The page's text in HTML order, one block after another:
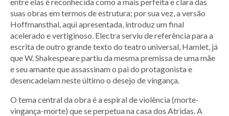
suas obras em termos de estrutura; por sua vez, a versão
Hoffmansthal, aqui apresentada, introduz um final
acelerado e vertiginoso. Electra serviu de referência para a
escrita de outro grande texto do teatro universal, Hamlet, já
que W. Shakespeare partiu da mesma premissa de uma mãe
e seu amante que assassinam o pai do protagonista e
desencadeiam neste último o desejo de vingança.
O tema central da obra é a espiral de violência (morte-
vingança-morte) que se perpetua na casa dos Atridas. A